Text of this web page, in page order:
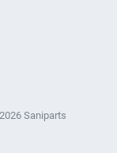
Saniparts